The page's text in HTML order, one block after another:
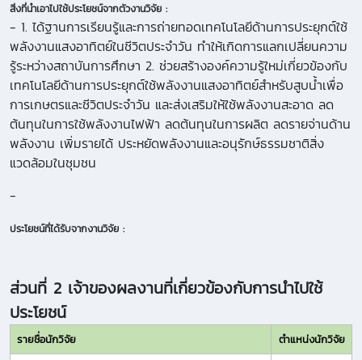
สิ่งที่นำเอาไปใช้ประโยชน์จากตัวงานวิจัย :
- 1. ได้ฐานการเรียนรู้และการถ่ายทอดเทคโนโลยีด้านการประยุกต์ใช้
พลังงานแสงอาทิตย์ในชีวิตประจำวัน ทำให้เกิดการแลกเปลี่ยนความ
รู้ระหว่างสถาบันการศึกษา 2. ช่วยสร้างองค์ความรู้ใหม่เกี่ยวข้องกับ
เทคโนโลยีด้านการประยุกต์ใช้พลังงานแสงอาทิตย์สำหรับสูบน้ำเพื่อ
การเกษตรและชีวิตประจำวัน และส่งเสริมให้ใช้พลังงานสะอาด ลด
ต้นทุนในการใช้พลังงานไฟฟ้า ลดต้นทุนในการผลิต ลดรายจ่านด้าน
พลังงาน เพิ่มรายได้ ประหยัดพลังงานและอนุรักษ์ธรรมชาติสิ่ง
แวดล้อมในชุมชน
-
ประโยชน์ที่ได้รับจากงานวิจัย :
ส่วนที่ 2 เจ้าของผลงานที่เกี่ยวข้องกับการนำไปใช้
ประโยชน์
รายชื่อนักวิจัย ตำแหน่งนักวิจัย